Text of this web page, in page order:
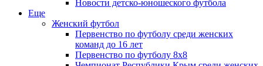
Новости детско-юношеского футбола
Еще
Женский футбол
Первенство по футболу среди женских
команд до 16 лет
Первенство по футболу 8х8